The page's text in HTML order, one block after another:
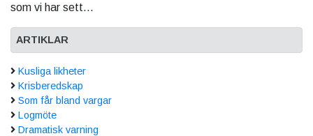
som vi har sett...
ARTIKLAR
Kusliga likheter
Krisberedskap
Som får bland vargar
Logmöte
Dramatisk varning